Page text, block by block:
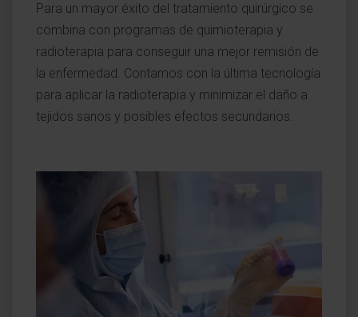
Para un mayor éxito del tratamiento quirúrgico se
combina con programas de quimioterapia y
radioterapia para conseguir una mejor remisión de
la enfermedad. Contamos con la última tecnología
para aplicar la radioterapia y minimizar el daño a
tejidos sanos y posibles efectos secundarios.